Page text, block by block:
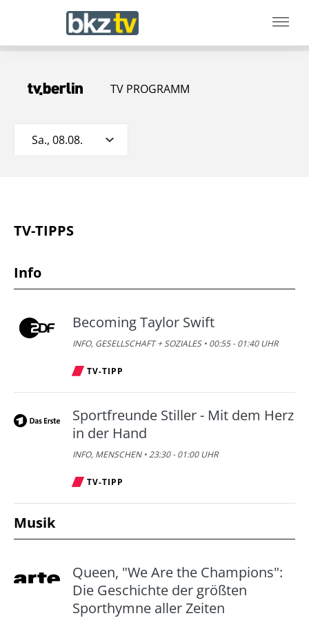
TV PROGRAMM
Sa., 08.08.
TV-TIPPS
Info
Becoming Taylor Swift
INFO, GESELLSCHAFT + SOZIALES • 00:55 - 01:40 UHR
TV-TIPP
Sportfreunde Stiller - Mit dem Herz
in der Hand
INFO, MENSCHEN • 23:30 - 01:00 UHR
TV-TIPP
Musik
Queen, "We Are the Champions":
Die Geschichte der größten
Sporthymne aller Zeiten